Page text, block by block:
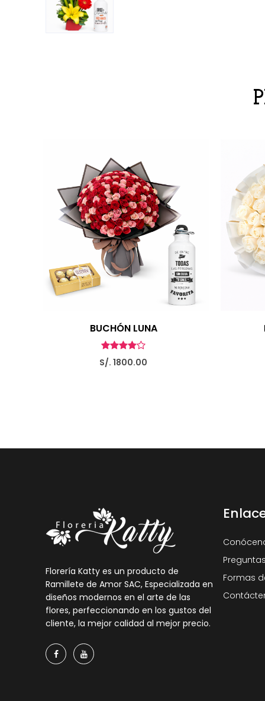
BUCHÓN LUNA
S/. 1800.00
Florería Katty es un producto de
Ramillete de Amor SAC, Especializada en
diseños modernos en el arte de las
flores, perfeccionando en los gustos del
cliente, la mejor calidad al mejor precio.
Formas